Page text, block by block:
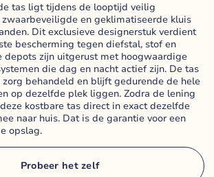
tas ligt tijdens de looptijd veilig
en geklimatiseerde kluis
Dit exclusieve designerstuk verdient
bescherming tegen diefstal, stof en
depots zijn uitgerust met hoogwaardige
die dag en nacht actief zijn. De tas
behandeld en blijft gedurende de hele
op dezelfde plek liggen. Zodra de lening
kostbare tas direct in exact dezelfde
naar huis. Dat is de garantie voor een
opslag.
Probeer het zelf